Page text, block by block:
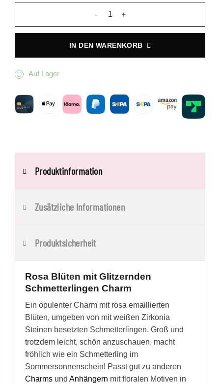
IN DEN WARENKORB
Auf Lager
Produktinformation
Zusätzliche Informationen
Produktsicherheit
Rosa Blüten mit Glitzernden
Schmetterlingen Charm
Ein opulenter Charm mit rosa emaillierten
Blüten, umgeben von mit weißen Zirkonia
Steinen besetzten Schmetterlingen. Groß und
trotzdem leicht, schön anzuschauen, macht
fröhlich wie ein Schmetterling im
Sommersonnenschein! Passt gut zu anderen
Charms und Anhängern mit floralen Motiven in